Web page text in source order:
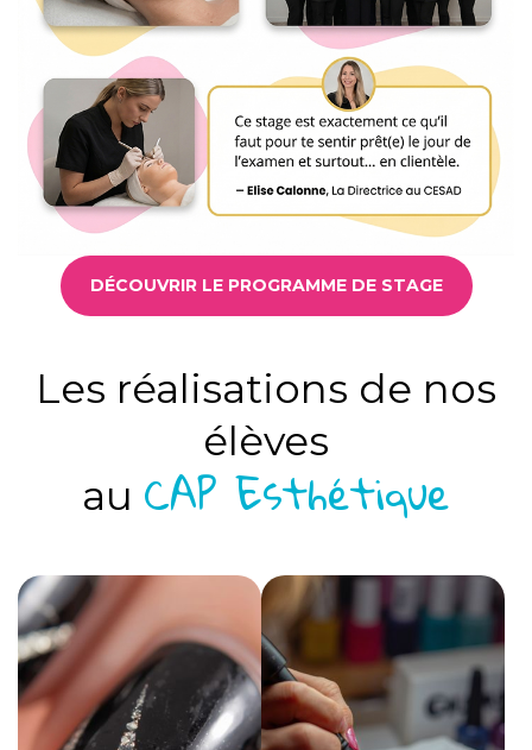
DÉCOUVRIR LE PROGRAMME DE STAGE
Les réalisations de nos
élèves
au CAP Esthétique